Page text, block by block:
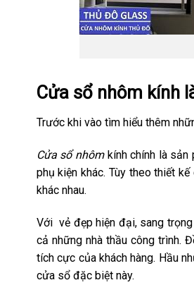
Cửa sổ nhôm kính
Trước khi vào tìm hiểu thêm
Cửa sổ nhômkính chính là sản
phụ kiện khác. Tùy theo thiết
khác nhau.
Với vẻ đẹp hiện đại, sang
cả những nhà thầu công trình.
tích cực của khách hàng. Hầu
cửa sổ đặc biệt này.